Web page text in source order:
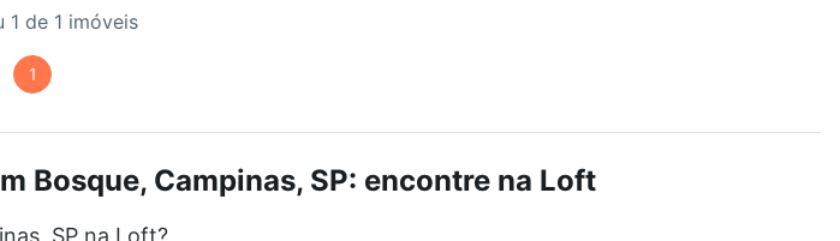
1 de 1 imóveis
1
Bosque, Campinas, SP: encontre na Loft
SP na Loft?